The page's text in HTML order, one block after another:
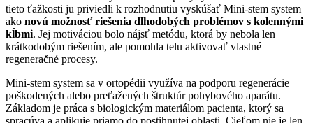
tieto ťažkosti ju priviedli k rozhodnutiu vyskúšať Mini-stem system
ako novú možnosť riešenia dlhodobých problémov s kolennými
kĺbmi. Jej motiváciou bolo nájsť metódu, ktorá by nebola len
krátkodobým riešením, ale pomohla telu aktivovať vlastné
regeneračné procesy.
Mini-stem system sa v ortopédii využíva na podporu regenerácie
poškodených alebo preťažených štruktúr pohybového aparátu.
Základom je práca s biologickým materiálom pacienta, ktorý sa
spracúva a aplikuje priamo do postihnutej oblasti. Cieľom nie je len